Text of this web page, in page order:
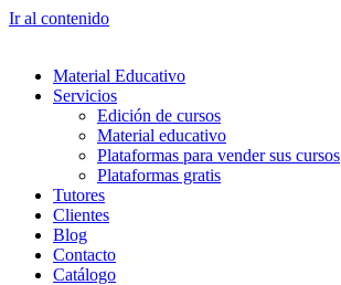
Ir al contenido
Material Educativo
Servicios
Edición de cursos
Material educativo
Plataformas para vender sus cursos
Plataformas gratis
Tutores
Clientes
Blog
Contacto
Catálogo